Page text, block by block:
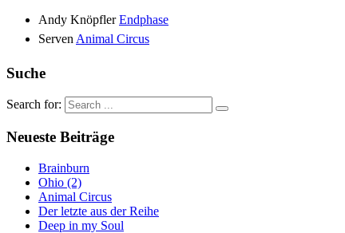
Andy KnöpflerEndphase
Serven Animal Circus
Suche
Search for:
Neueste Beiträge
Brainburn
Ohio (2)
Animal Circus
Der letzte aus der Reihe
Deep in my Soul